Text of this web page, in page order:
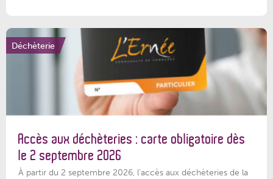
Déchèterie
Accès aux déchèteries : carte obligatoire dès
le 2 septembre 2026
À partir du 2 septembre 2026, l’accès aux déchèteries de la